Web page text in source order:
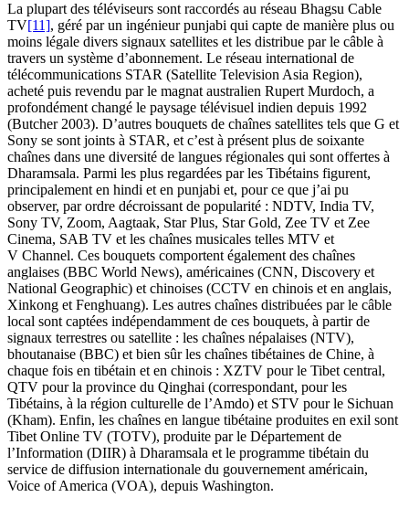
La plupart des téléviseurs sont raccordés au réseau Bhagsu Cable
TV[11], géré par un ingénieur punjabi qui capte de manière plus ou
moins légale divers signaux satellites et les distribue par le câble à
travers un système d’abonnement. Le réseau international de
télécommunications STAR (Satellite Television Asia Region),
acheté puis revendu par le magnat australien Rupert Murdoch, a
profondément changé le paysage télévisuel indien depuis 1992
(Butcher 2003). D’autres bouquets de chaînes satellites tels que G et
Sony se sont joints à STAR, et c’est à présent plus de soixante
chaînes dans une diversité de langues régionales qui sont offertes à
Dharamsala. Parmi les plus regardées par les Tibétains figurent,
principalement en hindi et en punjabi et, pour ce que j’ai pu
observer, par ordre décroissant de popularité : NDTV, India TV,
Sony TV, Zoom, Aagtaak, Star Plus, Star Gold, Zee TV et Zee
Cinema, SAB TV et les chaînes musicales telles MTV et
V Channel. Ces bouquets comportent également des chaînes
anglaises (BBC World News), américaines (CNN, Discovery et
National Geographic) et chinoises (CCTV en chinois et en anglais,
Xinkong et Fenghuang). Les autres chaînes distribuées par le câble
local sont captées indépendamment de ces bouquets, à partir de
signaux terrestres ou satellite : les chaînes népalaises (NTV),
bhoutanaise (BBC) et bien sûr les chaînes tibétaines de Chine, à
chaque fois en tibétain et en chinois : XZTV pour le Tibet central,
QTV pour la province du Qinghai (correspondant, pour les
Tibétains, à la région culturelle de l’Amdo) et STV pour le Sichuan
(Kham). Enfin, les chaînes en langue tibétaine produites en exil sont
Tibet Online TV (TOTV), produite par le Département de
l’Information (DIIR) à Dharamsala et le programme tibétain du
service de diffusion internationale du gouvernement américain,
Voice of America (VOA), depuis Washington.